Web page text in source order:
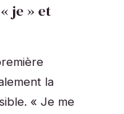
je » et
la
« Je me